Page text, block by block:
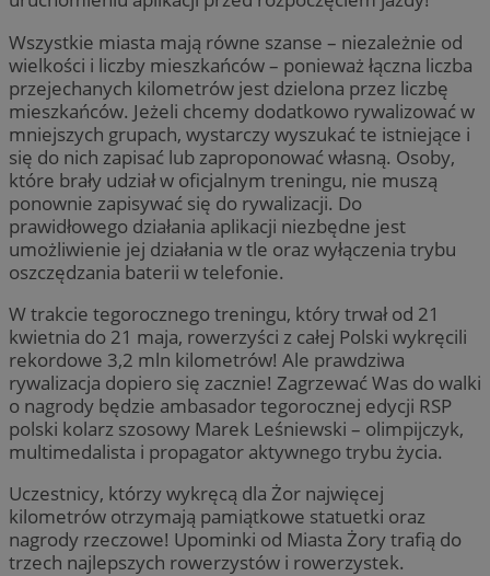
Wszystkie miasta mają równe szanse – niezależnie od
wielkości i liczby mieszkańców – ponieważ łączna liczba
przejechanych kilometrów jest dzielona przez liczbę
mieszkańców. Jeżeli chcemy dodatkowo rywalizować w
mniejszych grupach, wystarczy wyszukać te istniejące i
się do nich zapisać lub zaproponować własną. Osoby,
które brały udział w oficjalnym treningu, nie muszą
ponownie zapisywać się do rywalizacji. Do
prawidłowego działania aplikacji niezbędne jest
umożliwienie jej działania w tle oraz wyłączenia trybu
oszczędzania baterii w telefonie.
W trakcie tegorocznego treningu, który trwał od 21
kwietnia do 21 maja, rowerzyści z całej Polski wykręcili
rekordowe 3,2 mln kilometrów! Ale prawdziwa
rywalizacja dopiero się zacznie! Zagrzewać Was do walki
o nagrody będzie ambasador tegorocznej edycji RSP
polski kolarz szosowy Marek Leśniewski – olimpijczyk,
multimedalista i propagator aktywnego trybu życia.
Uczestnicy, którzy wykręcą dla Żor najwięcej
kilometrów otrzymają pamiątkowe statuetki oraz
nagrody rzeczowe! Upominki od Miasta Żory trafią do
trzech najlepszych rowerzystów i rowerzystek.